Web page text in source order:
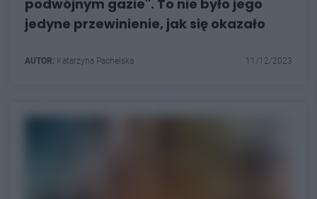
podwójnym gazie". To nie było jego
jedyne przewinienie, jak się okazało
AUTOR: Katarzyna Pachelska 11/12/2023